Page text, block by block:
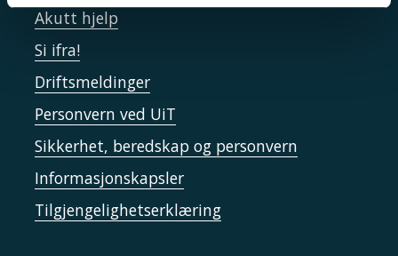
Akutt hjelp
Si ifra!
Driftsmeldinger
Personvern ved UiT
Sikkerhet, beredskap og personvern
Informasjonskapsler
Tilgjengelighetserklæring